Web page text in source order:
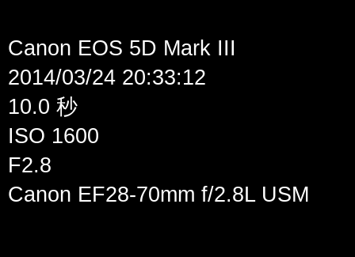
Canon EOS 5D Mark III
2014/03/24 20:33:12
10.0 秒
ISO 1600
F2.8
Canon EF28-70mm f/2.8L USM